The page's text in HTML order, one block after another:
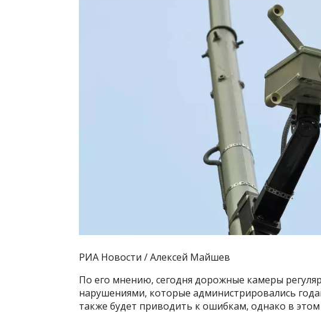
РИА Новости / Алексей Майшев
По его мнению, сегодня дорожные камеры
нарушениями, которые администрировались
также будет приводить к ошибкам, однако в